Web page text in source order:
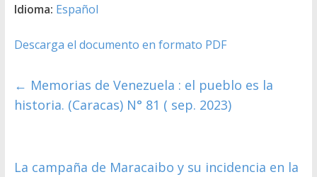
Idioma: Español
Descarga el documento en formato PDF
← Memorias de Venezuela : el pueblo es la
historia. (Caracas) N° 81 ( sep. 2023)
La campaña de Maracaibo y su incidencia en la